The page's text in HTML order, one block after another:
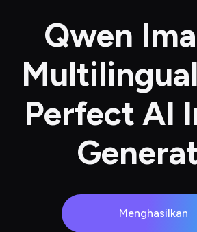
Qwen
Perfect AI
Menghasilkan